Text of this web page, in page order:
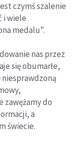
czymś szalenie
i wiele
medalu".
nas przez
się obumarłe,
niesprawdzoną
zawężamy do
a
świecie.